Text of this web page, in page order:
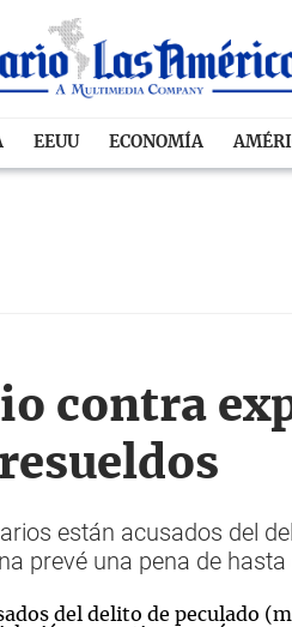
EEUU ECONOMÍA
contra
están acusados del
prevé una pena de